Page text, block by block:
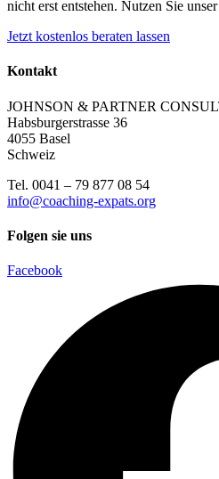
nicht erst entstehen. Nutzen Sie
Jetzt kostenlos beraten lassen
Kontakt
JOHNSON & PARTNER
Habsburgerstrasse 36
4055 Basel
Schweiz
Tel. 0041 – 79 877 08 54
info@coaching-expats.org
Folgen sie uns
Facebook